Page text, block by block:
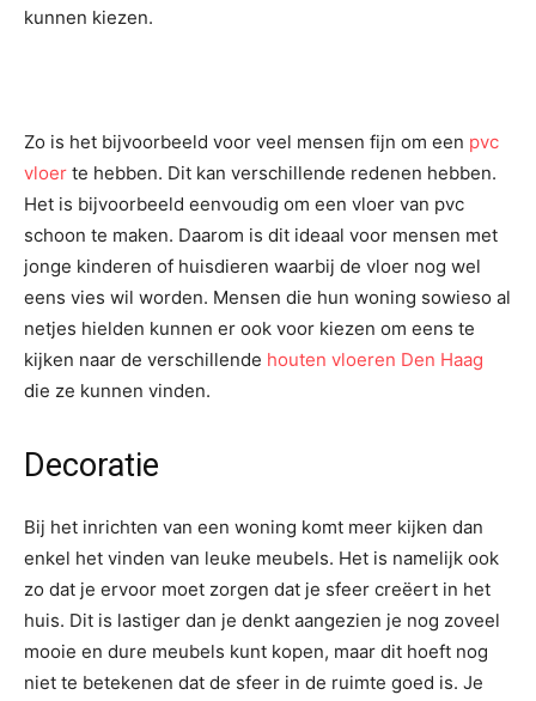
kunnen kiezen.
Zo is het bijvoorbeeld voor veel mensen fijn om een pvc
vloer te hebben. Dit kan verschillende redenen hebben.
Het is bijvoorbeeld eenvoudig om een vloer van pvc
schoon te maken. Daarom is dit ideaal voor mensen met
jonge kinderen of huisdieren waarbij de vloer nog wel
eens vies wil worden. Mensen die hun woning sowieso al
netjes hielden kunnen er ook voor kiezen om eens te
kijken naar de verschillende houten vloeren Den Haag
die ze kunnen vinden.
Decoratie
Bij het inrichten van een woning komt meer kijken dan
enkel het vinden van leuke meubels. Het is namelijk ook
zo dat je ervoor moet zorgen dat je sfeer creëert in het
huis. Dit is lastiger dan je denkt aangezien je nog zoveel
mooie en dure meubels kunt kopen, maar dit hoeft nog
niet te betekenen dat de sfeer in de ruimte goed is. Je